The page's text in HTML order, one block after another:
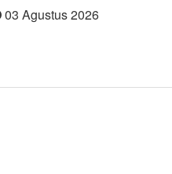
03 Agustus 2026